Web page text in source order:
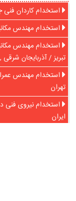
استخدام کاردان
استخدام مهندس
استخدام مهندس
تبریز / آذربایجان شرقی ,
استخدام مهندس
تهران
استخدام نیروی فنی
ایران